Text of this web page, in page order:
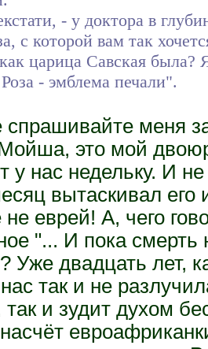
- у доктора в
с которой вам так
царица Савская
- эмблема печали".
меня
это мой
у нас недельку. И
вытаскивал его
еврей! А, чего
"... И пока
Уже двадцать лет,
так и не
так и зудит духом